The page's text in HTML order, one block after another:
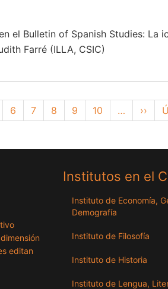
el Bulletin of Spanish Studies: La
Farré (ILLA, CSIC)
Page
6 Page
7 Page
8 Page
9 Page
10 … ››
editan
Institutos en el
Instituto de Economía,
Demografía
Instituto de Filosofía
Instituto de Historia
Instituto de Lengua,